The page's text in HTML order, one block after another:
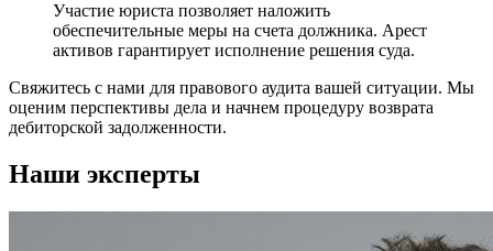
Участие юриста позволяет наложить
обеспечительные меры на счета должника. Арест
активов гарантирует исполнение решения суда.
Свяжитесь с нами для правового аудита вашей ситуации. Мы
оценим перспективы дела и начнем процедуру возврата
дебиторской задолженности.
Наши эксперты